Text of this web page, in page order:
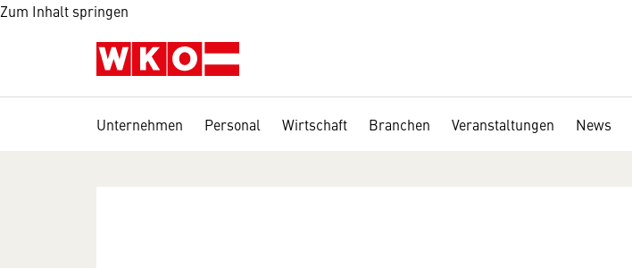
Zum Inhalt springen
Unternehmen Personal Wirtschaft Branchen Veranstaltungen News